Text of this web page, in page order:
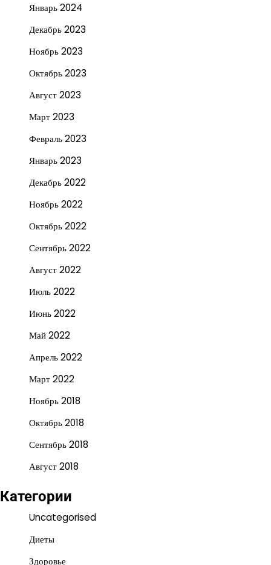
Январь 2024
Декабрь 2023
Ноябрь 2023
Октябрь 2023
Август 2023
Март 2023
Февраль 2023
Январь 2023
Декабрь 2022
Ноябрь 2022
Октябрь 2022
Сентябрь 2022
Август 2022
Июль 2022
Июнь 2022
Май 2022
Апрель 2022
Март 2022
Ноябрь 2018
Октябрь 2018
Сентябрь 2018
Август 2018
Категории
Uncategorised
Диеты
Здоровье